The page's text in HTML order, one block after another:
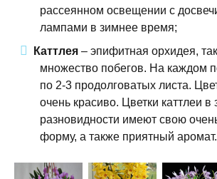
рассеянном освещении с
лампами в зимнее время;
Каттлея – эпифитная орхидея,
множество побегов. На каждом
по 2-3 продолговатых листа.
очень красиво. Цветки каттлеи в
разновидности имеют свою
форму, а также приятный аромат.